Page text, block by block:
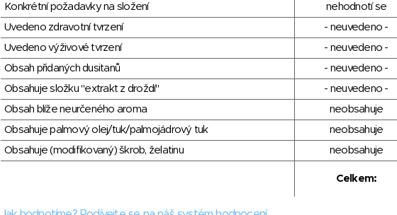
Konkrétní požadavky na složení
nehodnotí se
Uvedeno zdravotní tvrzení
- neuvedeno -
Uvedeno výživové tvrzení
- neuvedeno -
Obsah přidaných dusitanů
- neuvedeno -
Obsahuje složku "extrakt z droždí"
- neuvedeno -
Obsah blíže neurčeného aroma
neobsahuje
Obsahuje palmový olej/tuk/palmojádrový tuk
neobsahuje
Obsahuje (modifikovaný) škrob, želatinu
neobsahuje
Celkem: